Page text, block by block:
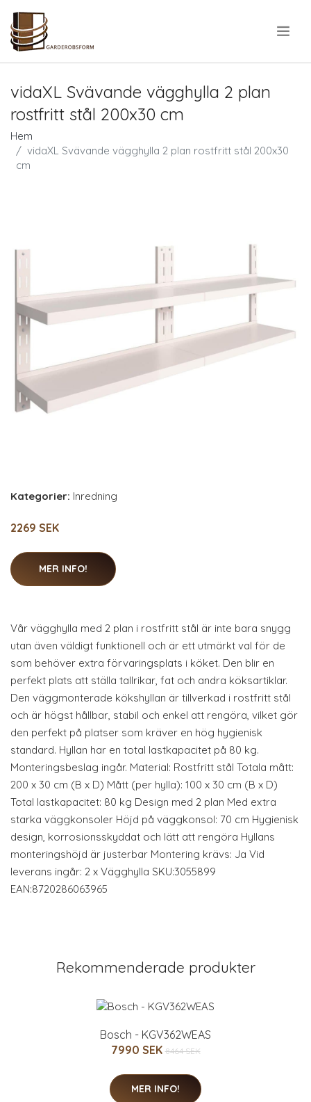
vidaXL Svävande vägghylla 2 plan
rostfritt stål 200x30 cm
Hem
vidaXL Svävande vägghylla 2 plan rostfritt stål 200x30
cm
Kategorier: Inredning
2269 SEK
MER INFO!
Vår vägghylla med 2 plan i rostfritt stål är inte bara snygg
utan även väldigt funktionell och är ett utmärkt val för de
som behöver extra förvaringsplats i köket. Den blir en
perfekt plats att ställa tallrikar, fat och andra köksartiklar.
Den väggmonterade kökshyllan är tillverkad i rostfritt stål
och är högst hållbar, stabil och enkel att rengöra, vilket gör
den perfekt på platser som kräver en hög hygienisk
standard. Hyllan har en total lastkapacitet på 80 kg.
Monteringsbeslag ingår. Material: Rostfritt stål Totala mått:
200 x 30 cm (B x D) Mått (per hylla): 100 x 30 cm (B x D)
Total lastkapacitet: 80 kg Design med 2 plan Med extra
starka väggkonsoler Höjd på väggkonsol: 70 cm Hygienisk
design, korrosionsskyddat och lätt att rengöra Hyllans
monteringshöjd är justerbar Montering krävs: Ja Vid
leverans ingår: 2 x Vägghylla SKU:3055899
EAN:8720286063965
Rekommenderade produkter
Bosch - KGV362WEAS
7990 SEK 8464 SEK
MER INFO!